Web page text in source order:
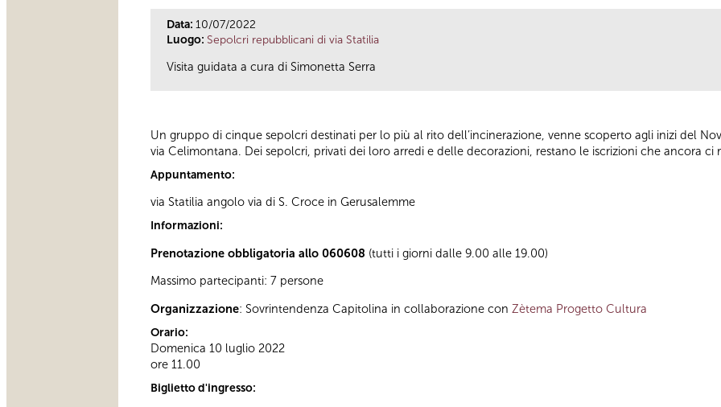
Data: 10/07/2022
Luogo: Sepolcri repubblicani di via Statilia
Visita guidata a cura di Simonetta Serra
Un gruppo di cinque sepolcri destinati per lo più al rito dell’incinerazione, venne scoperto agli inizi del
via Celimontana. Dei sepolcri, privati dei loro arredi e delle decorazioni, restano le iscrizioni che ancora
Appuntamento:
via Statilia angolo via di S. Croce in Gerusalemme
Informazioni:
Prenotazione obbligatoria allo 060608 (tutti i giorni dalle 9.00 alle 19.00)
Massimo partecipanti: 7 persone
Organizzazione: Sovrintendenza Capitolina in collaborazione con Zètema Progetto Cultura
Orario:
Domenica 10 luglio 2022
ore 11.00
Biglietto d'ingresso: